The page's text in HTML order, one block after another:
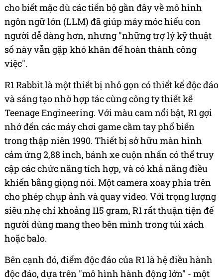
cho biết mặc dù các tiến bộ gần đây về mô hình
ngôn ngữ lớn (LLM) đã giúp máy móc hiểu con
người dễ dàng hơn, nhưng "những trợ lý kỹ thuật
số này vẫn gặp khó khăn để hoàn thành công
việc".
R1 Rabbit là một thiết bị nhỏ gọn có thiết kế độc đáo
và sáng tạo nhờ hợp tác cùng công ty thiết kế
Teenage Engineering. Với màu cam nổi bật, R1 gợi
nhớ đến các máy chơi game cầm tay phổ biến
trong thập niên 1990. Thiết bị sở hữu màn hình
cảm ứng 2,88 inch, bánh xe cuộn nhấn có thể truy
cập các chức năng tích hợp, và có khả năng điều
khiển bằng giọng nói. Một camera xoay phía trên
cho phép chụp ảnh và quay video. Với trọng lượng
siêu nhẹ chỉ khoảng 115 gram, R1 rất thuận tiện để
người dùng mang theo bên mình trong túi xách
hoặc balo.
Bên cạnh đó, điểm độc đáo của R1 là hệ điều hành
độc đáo, dựa trên "mô hình hành động lớn" - một